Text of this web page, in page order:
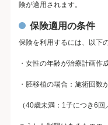
険が適用されます。
保険適用の条件
保険を利用するには、以下
・女性の年齢が治療計画作
・胚移植の場合：施術回数
（40歳未満：1子につき6